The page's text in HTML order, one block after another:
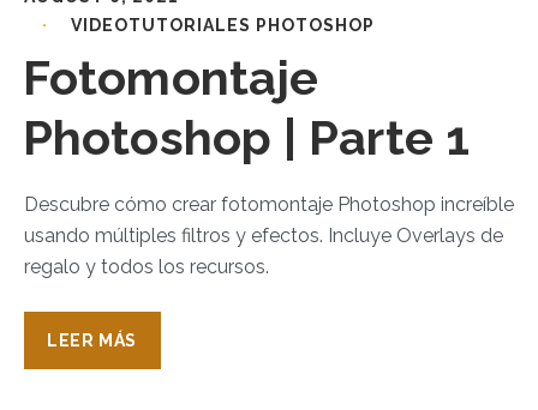
VIDEOTUTORIALES PHOTOSHOP
Fotomontaje
Photoshop | Parte 1
Descubre cómo crear fotomontaje Photoshop increíble
usando múltiples filtros y efectos. Incluye Overlays de
regalo y todos los recursos.
LEER MÁS